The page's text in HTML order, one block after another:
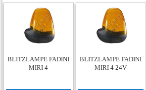
BLITZLAMPE FADINI
MIRI 4
BLITZLAMPE FADINI
MIRI 4 24V